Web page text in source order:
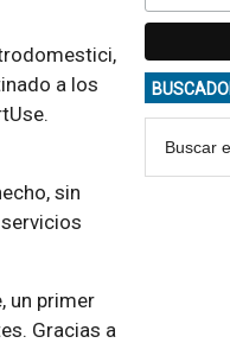
a los
sin
un primer
Gracias a